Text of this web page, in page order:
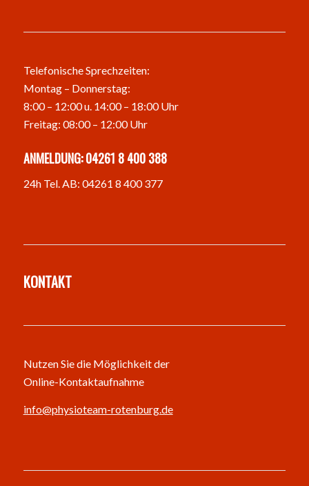
Telefonische Sprechzeiten:
Montag – Donnerstag:
8:00 – 12:00 u. 14:00 – 18:00 Uhr
Freitag: 08:00 – 12:00 Uhr
ANMELDUNG: 04261 8 400 388
24h Tel. AB: 04261 8 400 377
KONTAKT
Nutzen Sie die Möglichkeit der
Online-Kontaktaufnahme
info@physioteam-rotenburg.de